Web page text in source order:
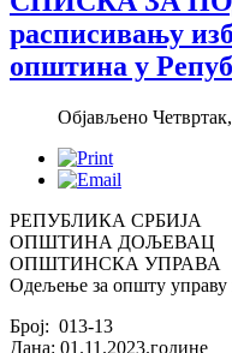
расписивању
општина у
Објављено
РЕПУБЛИКА СРБИЈА
ОПШТИНА ДОЉЕВАЦ
ОПШТИНСКА УПРАВА
Одељење за општу управу
Број: 013-13
Дана: 01.11.2023.године